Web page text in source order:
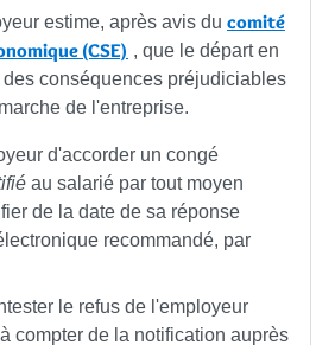
estime, après avis du comité
(CSE) , que le départ en
conséquences préjudiciables
de l'entreprise.
d'accorder un congé
au salarié par tout moyen
de la date de sa réponse
recommandé, par
le refus de l'employeur
à compter de la notification auprès